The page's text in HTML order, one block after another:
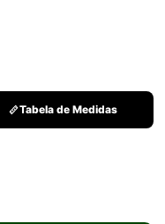
Tabela de Medidas